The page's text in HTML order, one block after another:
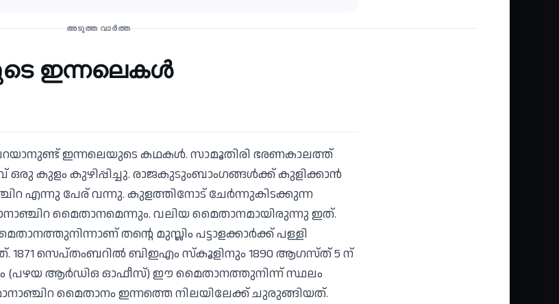
അടുത്ത വാർത്ത
ഇന്നലെകൾ
ഇന്നലെയുടെ കഥകൾ. സാമൂതിരി ഭരണകാലത്ത്
ഒരു കുളം കുഴിപ്പിച്ചു. രാജകുടുംബാംഗങ്ങൾക്ക് കുളിക്കാൻ
എന്നു പേര് വന്നു. കുളത്തിനോട് ചേർന്നുകിടക്കുന്ന
മൈതാനമെന്നും. വലിയ മൈതാനമായിരുന്നു ഇത്.
തന്റെ മുസ്ലിം പട്ടാളക്കാർക്ക് പള്ളി
സെപ്തംബറിൽ ബിഇഎം സ്കൂളിനും 1890 ആഗസ്ത് 5 ന്
(പഴയ ആർഡിഒ ഓഫീസ്) ഈ മൈതാനത്തുനിന്ന് സ്ഥലം
മൈതാനം ഇന്നത്തെ നിലയിലേക്ക് ചുരുങ്ങിയത്.